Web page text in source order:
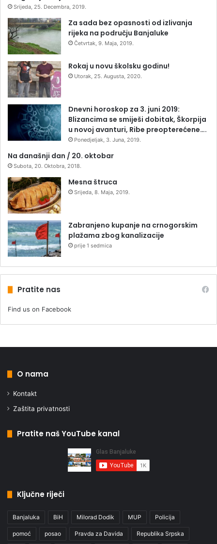
Srijeda, 25. Decembra, 2019.
Za sada bez opasnosti od izlivanja
rijeka na području Banjaluke
Četvrtak, 9. Maja, 2019.
Rokaj u novu školsku godinu!
Utorak, 25. Augusta, 2020.
Dnevni horoskop za 3. juni 2019:
Blizancima se smiješi dobitak, Škorpija
u novoj avanturi, Ribe preopterećene….
Ponedjeljak, 3. Juna, 2019.
Na današnji dan / 20. oktobar
Subota, 20. Oktobra, 2018.
Mesna štruca
Srijeda, 8. Maja, 2019.
Zabranjeno kupanje na crnogorskim
plažama zbog kanalizacije
prije 1 sedmica
Pratite nas
Find us on Facebook
O nama
Kontakt
Zaštita privatnosti
Pratite naš YouTube kanal
Ključne riječi
Banjaluka BiH Milorad Dodik MUP Policija
pomoć posao Pravda za Davida Republika Srpska